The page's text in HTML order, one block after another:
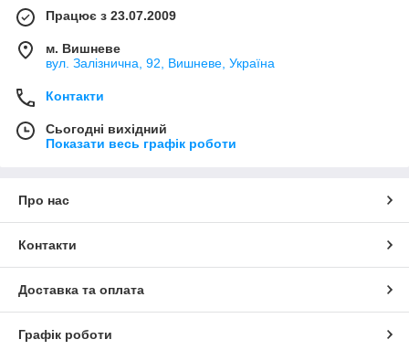
Працює з 23.07.2009
м. Вишневе
вул. Залізнична, 92, Вишневе, Україна
Контакти
Сьогодні вихідний
Показати весь графік роботи
Про нас
Контакти
Доставка та оплата
Графік роботи